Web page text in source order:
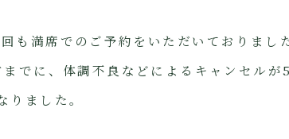
も満席でのご予約をいただいておりまし
でに、体調不良などによるキャンセルが5
ました。